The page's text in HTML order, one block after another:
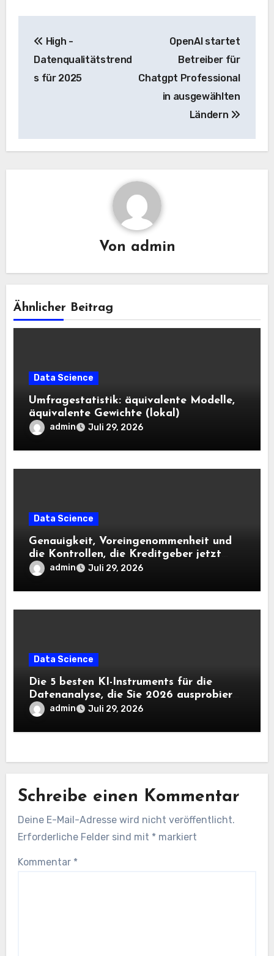
Navigation
High -
Datenqualitätstrend
s für 2025
OpenAI startet
Betreiber für
Chatgpt Professional
in ausgewählten
Ländern
Von admin
Ähnlicher Beitrag
Data Science
Umfragestatistik: äquivalente Modelle,
äquivalente Gewichte (lokal)
admin Juli 29, 2026
Data Science
Genauigkeit, Voreingenommenheit und
die Kontrollen, die Kreditgeber jetzt
benötigen |
admin Juli 29, 2026
Data Science
Die 5 besten KI-Instruments für die
Datenanalyse, die Sie 2026 ausprobieren
solltenadmin Juli 29, 2026
Schreibe einen Kommentar
Deine E-Mail-Adresse wird nicht veröffentlicht.
Erforderliche Felder sind mit * markiert
Kommentar *